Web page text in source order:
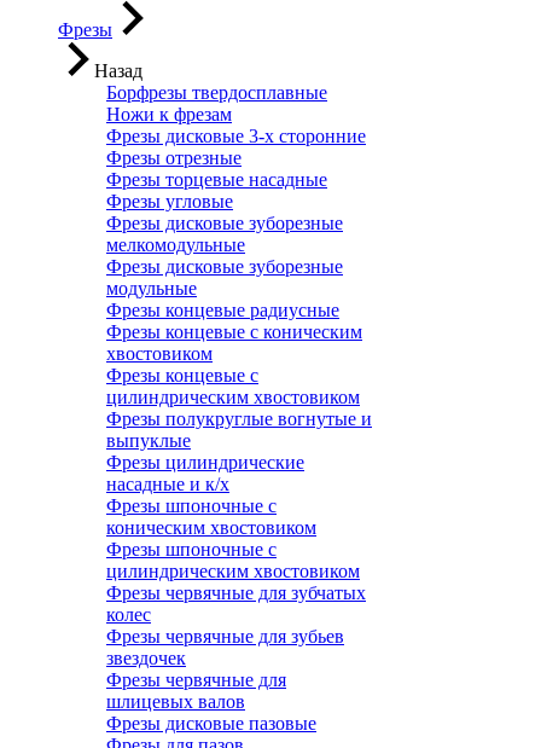
Фрезы
Назад
Борфрезы твердосплавные
Ножи к фрезам
Фрезы дисковые 3-х сторонние
Фрезы отрезные
Фрезы торцевые насадные
Фрезы угловые
Фрезы дисковые зуборезные
мелкомодульные
Фрезы дисковые зуборезные
модульные
Фрезы концевые радиусные
Фрезы концевые с коническим
хвостовиком
Фрезы концевые с
цилиндрическим хвостовиком
Фрезы полукруглые вогнутые и
выпуклые
Фрезы цилиндрические
насадные и к/х
Фрезы шпоночные с
коническим хвостовиком
Фрезы шпоночные с
цилиндрическим хвостовиком
Фрезы червячные для зубчатых
колес
Фрезы червячные для зубьев
звездочек
Фрезы червячные для
шлицевых валов
Фрезы дисковые пазовые